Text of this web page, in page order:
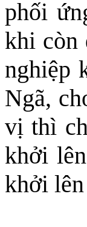
phối
khi còn
nghiệp
Ngã,
vị thì
khởi
khởi